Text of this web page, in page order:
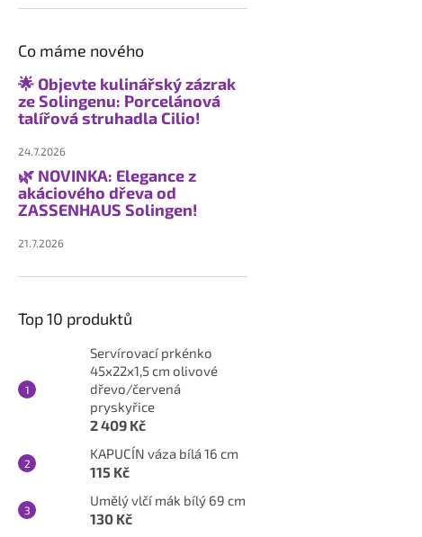
Co máme nového
🌟 Objevte kulinářský zázrak
ze Solingenu: Porcelánová
talířová struhadla Cilio!
24.7.2026
🌿 NOVINKA: Elegance z
akáciového dřeva od
ZASSENHAUS Solingen!
21.7.2026
Top 10 produktů
Servírovací prkénko
45x22x1,5 cm olivové
dřevo/červená
pryskyřice
2 409 Kč
KAPUCÍN váza bílá 16 cm
115 Kč
Umělý vlčí mák bílý 69 cm
130 Kč